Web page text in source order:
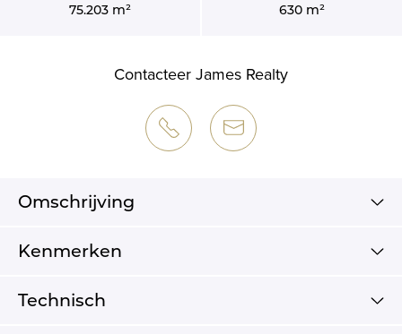
75.203 m² 630 m²
Contacteer James Realty
Omschrijving
Kenmerken
Technisch